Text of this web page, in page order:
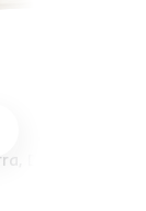
DORSI